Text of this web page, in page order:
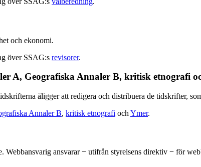
och ekonomi.
över SSAG:s revisorer.
A, Geografiska Annaler B, kritisk etnografi
åligger att redigera och distribuera de tidskrifter,
Annaler B, kritisk etnografi och Ymer.
Webbansvarig ansvarar − utifrån styrelsens direktiv − för